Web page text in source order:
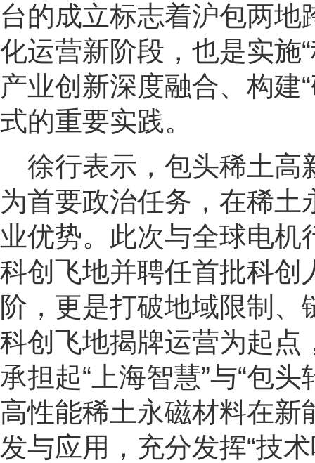
台的成立标志着沪包两
化运营新阶段，也是实施
产业创新深度融合、构建
式的重要实践。
徐行表示，包头稀土高
为首要政治任务，在稀
业优势。此次与全球电
科创飞地并聘任首批科创
阶，更是打破地域限制
科创飞地揭牌运营为起点
承担起“上海智慧”与“包
高性能稀土永磁材料在新
发与应用，充分发挥“技术